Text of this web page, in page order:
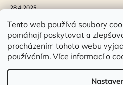
Tento web používá soubory
pomáhají poskytovat a
procházením tohoto webu
používáním. Více informací o
28.4.2025
🐣 Velikonoční styl, který
7.4.2025
Sauna a saunová terapie:
pohodě
14.2.2025